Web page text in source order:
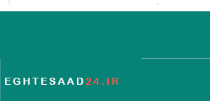
هماهنگی بین میدان و دیپلماسی را مانند